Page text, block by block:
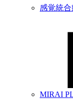
感覚統合
MIRAI